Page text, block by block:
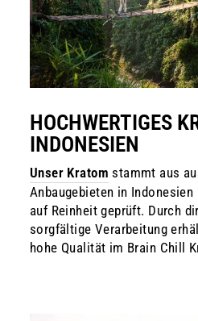
HOCHWERTIGES
INDONESIEN
Unser Kratom stammt aus
Anbaugebieten in
auf Reinheit geprüft. Durch
sorgfältige Verarbeitung
hohe Qualität im Brain Chill